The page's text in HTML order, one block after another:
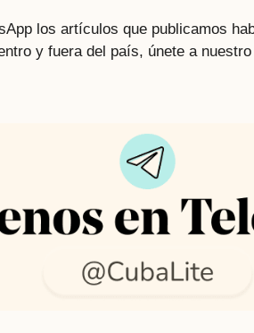
los artículos que publicamos
y fuera del país, únete a nuestro